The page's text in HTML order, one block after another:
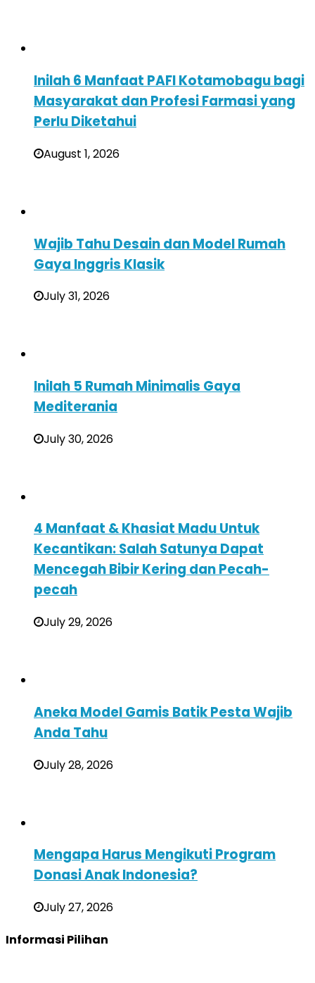
Inilah 6 Manfaat PAFI Kotamobagu bagi
Masyarakat dan Profesi Farmasi yang
Perlu Diketahui
August 1, 2026
Wajib Tahu Desain dan Model Rumah
Gaya Inggris Klasik
July 31, 2026
Inilah 5 Rumah Minimalis Gaya
Mediterania
July 30, 2026
4 Manfaat & Khasiat Madu Untuk
Kecantikan: Salah Satunya Dapat
Mencegah Bibir Kering dan Pecah-
pecah
July 29, 2026
Aneka Model Gamis Batik Pesta Wajib
Anda Tahu
July 28, 2026
Mengapa Harus Mengikuti Program
Donasi Anak Indonesia?
July 27, 2026
Informasi Pilihan